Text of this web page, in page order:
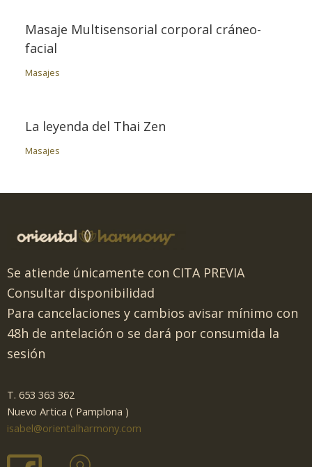
Masaje Multisensorial corporal cráneo-
facial
Masajes
La leyenda del Thai Zen
Masajes
Se atiende únicamente con CITA PREVIA
Consultar disponibilidad
Para cancelaciones y cambios avisar mínimo con
48h de antelación o se dará por consumida la
sesión
T. 653 363 362
Nuevo Artica ( Pamplona )
isabel@orientalharmony.com